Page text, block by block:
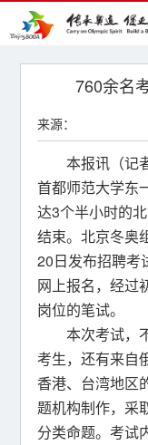
首页
新闻中心
活动专题
奥运百科
奥促机构
奥运之家
联系我们
760余名
来源：
本报讯（记
首都师范大学东
达3个半小时的
结束。北京冬奥
20日发布招聘考
网上报名，经过
岗位的笔试。
本次考试，
考生，还有来自
香港、台湾地区
题机构制作，采
分类命题。考试